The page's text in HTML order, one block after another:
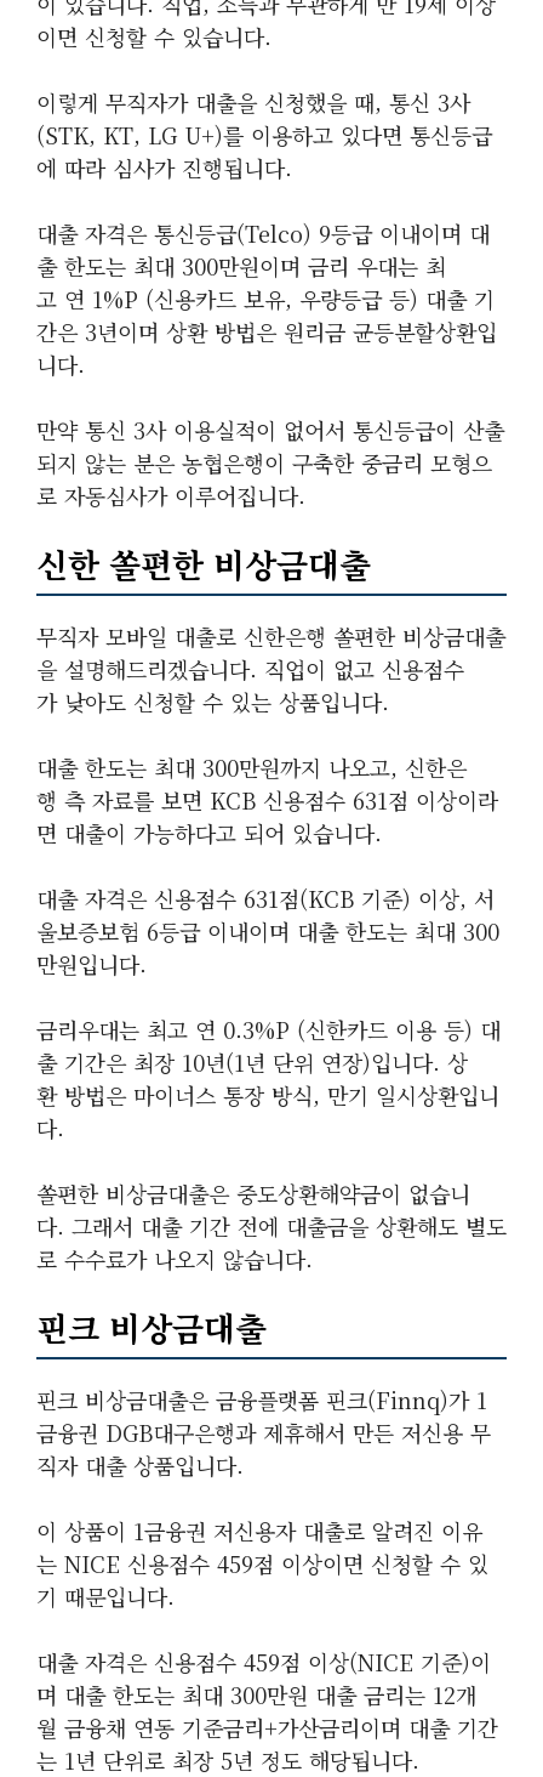
이면 신청할 수 있습니다.
이렇게 무직자가 대출을 신청했을 때, 통신 3사
(STK, KT, LG U+)를 이용하고 있다면 통신등급
에 따라 심사가 진행됩니다.
대출 자격은 통신등급(Telco) 9등급 이내이며 대
출 한도는 최대 300만원이며 금리 우대는 최
고 연 1%p (신용카드 보유, 우량등급 등) 대출 기
간은 3년이며 상환 방법은 원리금 균등분할상환입
니다.
만약 통신 3사 이용실적이 없어서 통신등급이 산출
되지 않는 분은 농협은행이 구축한 중금리 모형으
로 자동심사가 이루어집니다.
신한 쏠편한 비상금대출
무직자 모바일 대출로 신한은행 쏠편한 비상금대출
을 설명해드리겠습니다. 직업이 없고 신용점수
가 낮아도 신청할 수 있는 상품입니다.
대출 한도는 최대 300만원까지 나오고, 신한은
행 측 자료를 보면 KCB 신용점수 631점 이상이라
면 대출이 가능하다고 되어 있습니다.
대출 자격은 신용점수 631점(KCB 기준) 이상, 서
울보증보험 6등급 이내이며 대출 한도는 최대 300
만원입니다.
금리우대는 최고 연 0.3%p (신한카드 이용 등) 대
출 기간은 최장 10년(1년 단위 연장)입니다. 상
환 방법은 마이너스 통장 방식, 만기 일시상환입니
다.
쏠편한 비상금대출은 중도상환해약금이 없습니
다. 그래서 대출 기간 전에 대출금을 상환해도 별도
로 수수료가 나오지 않습니다.
핀크 비상금대출
핀크 비상금대출은 금융플랫폼 핀크(Finnq)가 1
금융권 DGB대구은행과 제휴해서 만든 저신용 무
직자 대출 상품입니다.
이 상품이 1금융권 저신용자 대출로 알려진 이유
는 NICE 신용점수 459점 이상이면 신청할 수 있
기 때문입니다.
대출 자격은 신용점수 459점 이상(NICE 기준)이
며 대출 한도는 최대 300만원 대출 금리는 12개
월 금융채 연동 기준금리+가산금리이며 대출 기간
는 1년 단위로 최장 5년 정도 해당됩니다.